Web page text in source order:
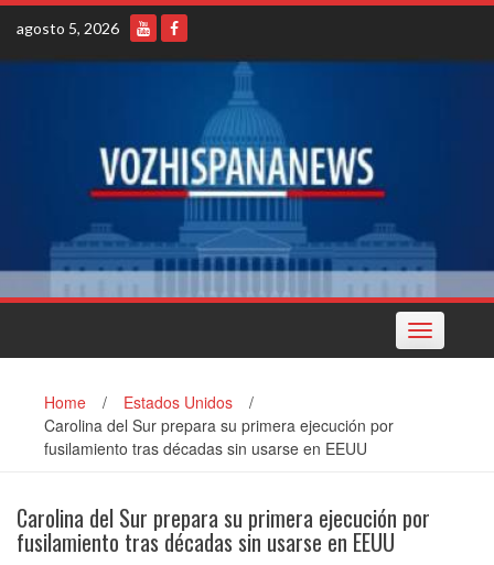
Skip
content
agosto 5, 2026
Toggle
navigation
Home / Estados Unidos
/
Carolina del Sur prepara su primera ejecución por
fusilamiento tras décadas sin usarse en EEUU
Carolina del Sur prepara su primera ejecución por
fusilamiento tras décadas sin usarse en EEUU